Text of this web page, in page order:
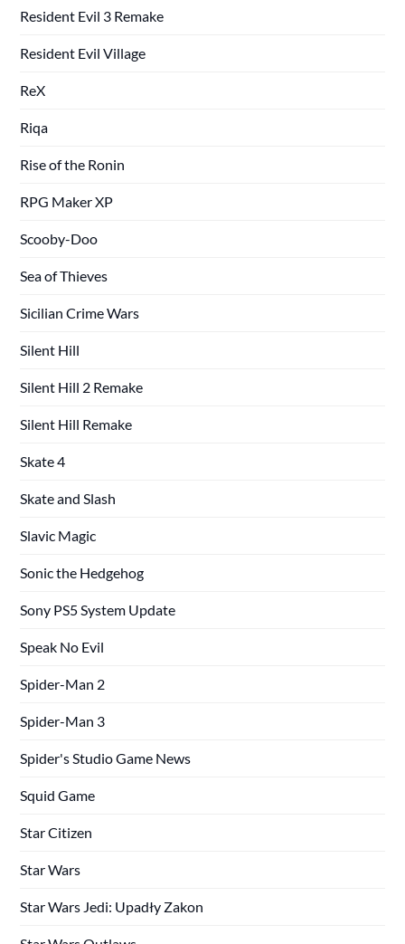
Resident Evil 3 Remake
Resident Evil Village
ReX
Riqa
Rise of the Ronin
RPG Maker XP
Scooby-Doo
Sea of Thieves
Sicilian Crime Wars
Silent Hill
Silent Hill 2 Remake
Silent Hill Remake
Skate 4
Skate and Slash
Slavic Magic
Sonic the Hedgehog
Sony PS5 System Update
Speak No Evil
Spider-Man 2
Spider-Man 3
Spider's Studio Game News
Squid Game
Star Citizen
Star Wars
Star Wars Jedi: Upadły Zakon